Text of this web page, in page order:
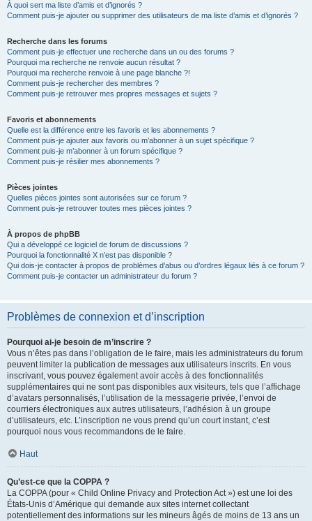
À quoi sert ma liste d’amis et d’ignorés ?
Comment puis-je ajouter ou supprimer des utilisateurs de ma liste d’amis et d’ignorés ?
Recherche dans les forums
Comment puis-je effectuer une recherche dans un ou des forums ?
Pourquoi ma recherche ne renvoie aucun résultat ?
Pourquoi ma recherche renvoie à une page blanche ?!
Comment puis-je rechercher des membres ?
Comment puis-je retrouver mes propres messages et sujets ?
Favoris et abonnements
Quelle est la différence entre les favoris et les abonnements ?
Comment puis-je ajouter aux favoris ou m’abonner à un sujet spécifique ?
Comment puis-je m’abonner à un forum spécifique ?
Comment puis-je résilier mes abonnements ?
Pièces jointes
Quelles pièces jointes sont autorisées sur ce forum ?
Comment puis-je retrouver toutes mes pièces jointes ?
À propos de phpBB
Qui a développé ce logiciel de forum de discussions ?
Pourquoi la fonctionnalité X n’est pas disponible ?
Qui dois-je contacter à propos de problèmes d’abus ou d’ordres légaux liés à ce forum ?
Comment puis-je contacter un administrateur du forum ?
Problèmes de connexion et d’inscription
Pourquoi ai-je besoin de m’inscrire ?
Vous n’êtes pas dans l’obligation de le faire, mais les administrateurs du forum
peuvent limiter la publication de messages aux utilisateurs inscrits. En vous
inscrivant, vous pouvez également avoir accès à des fonctionnalités
supplémentaires qui ne sont pas disponibles aux visiteurs, tels que l’affichage
d’avatars personnalisés, l’utilisation de la messagerie privée, l’envoi de
courriers électroniques aux autres utilisateurs, l’adhésion à un groupe
d’utilisateurs, etc. L’inscription ne vous prend qu’un court instant, c’est
pourquoi nous vous recommandons de le faire.
Haut
Qu’est-ce que la COPPA ?
La COPPA (pour « Child Online Privacy and Protection Act ») est une loi des
États-Unis d’Amérique qui demande aux sites internet collectant
potentiellement des informations sur les mineurs âgés de moins de 13 ans un